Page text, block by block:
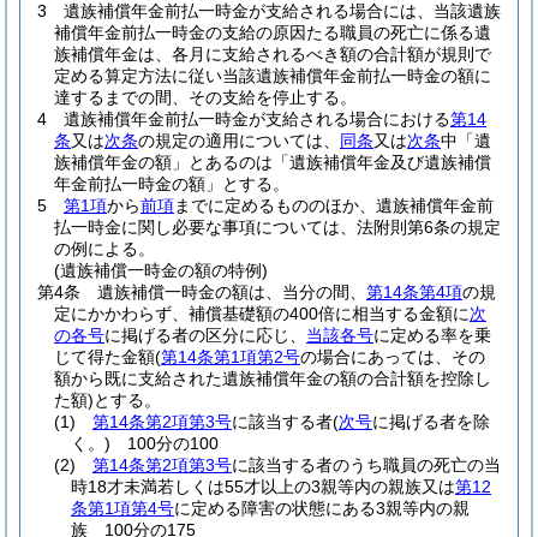
3
遺族補償年金前払一時金が支給される場合には、当該遺族
補償年金前払一時金の支給の原因たる職員の死亡に係る遺
族補償年金は、各月に支給されるべき額の合計額が規則で
定める算定方法に従い当該遺族補償年金前払一時金の額に
達するまでの間、その支給を停止する。
4
遺族補償年金前払一時金が支給される場合における第14
条又は次条の規定の適用については、 同条又は次条中「遺
族補償年金の額」とあるのは「遺族補償年金及び遺族補償
年金前払一時金の額」とする。
5
第1項から前項までに定めるもののほか、遺族補償年金前
払一時金に関し必要な事項については、法附則第6条の規定
の例による。
(遺族補償一時金の額の特例)
第4条
遺族補償一時金の額は、当分の間、 第14条第4項の規
定にかかわらず、補償基礎額の400倍に相当する金額に次
の各号に掲げる者の区分に応じ、 当該各号に定める率を乗
じて得た金額(第14条第1項第2号の場合にあっては、その
額から既に支給された遺族補償年金の額の合計額を控除し
た額)とする。
(1)
第14条第2項第3号に該当する者(次号に掲げる者を除
く。) 100分の100
(2)
第14条第2項第3号に該当する者のうち職員の死亡の当
時18才未満若しくは55才以上の3親等内の親族又は第12
条第1項第4号に定める障害の状態にある3親等内の親
族 100分の175